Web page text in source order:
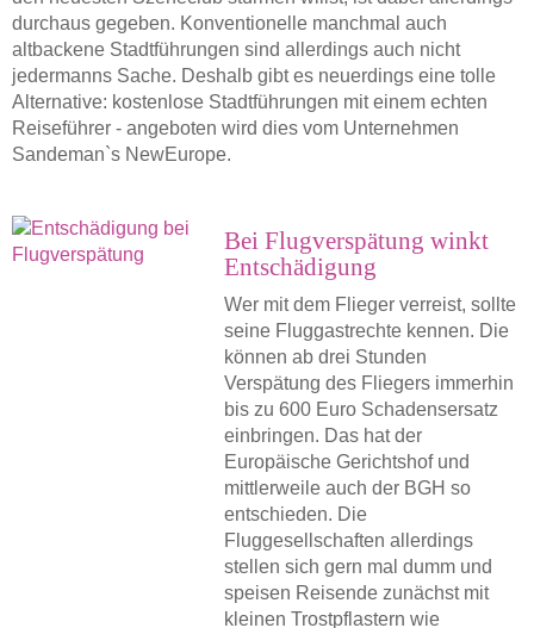
durchaus gegeben. Konventionelle manchmal auch
altbackene Stadtführungen sind allerdings auch nicht
jedermanns Sache. Deshalb gibt es neuerdings eine tolle
Alternative: kostenlose Stadtführungen mit einem echten
Reiseführer - angeboten wird dies vom Unternehmen
Sandeman`s NewEurope.
Bei Flugverspätung winkt
Entschädigung
Wer mit dem Flieger verreist, sollte
seine Fluggastrechte kennen. Die
können ab drei Stunden
Verspätung des Fliegers immerhin
bis zu 600 Euro Schadensersatz
einbringen. Das hat der
Europäische Gerichtshof und
mittlerweile auch der BGH so
entschieden. Die
Fluggesellschaften allerdings
stellen sich gern mal dumm und
speisen Reisende zunächst mit
kleinen Trostpflastern wie